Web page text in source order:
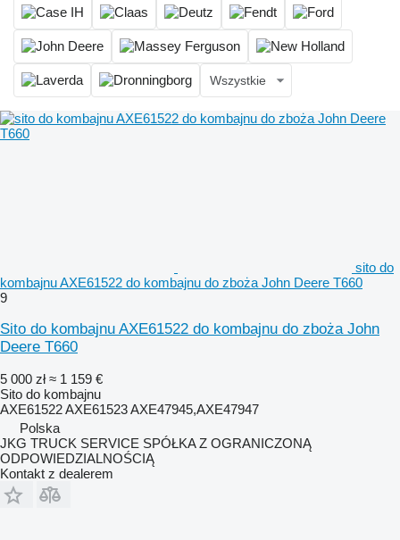
Wszystkie
sito do
kombajnu AXE61522 do kombajnu do zboża John Deere T660
9
Sito do kombajnu AXE61522 do kombajnu do zboża John
Deere T660
5 000 zł ≈ 1 159 €
Sito do kombajnu
AXE61522 AXE61523 AXE47945,AXE47947
Polska
JKG TRUCK SERVICE SPÓŁKA Z OGRANICZONĄ
ODPOWIEDZIALNOŚCIĄ
Kontakt z dealerem